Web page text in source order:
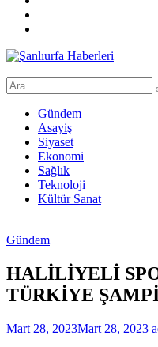
Şanlıurfa
Dakika
Şanlıurfa
Haberleri
Gündem
Asayiş
Siyaset
Ekonomi
Sağlık
Teknoloji
Kültür Sanat
Gündem
HALİLİYELİ
TÜRKİYE
Mart 28, 2023Mart 28, 2023